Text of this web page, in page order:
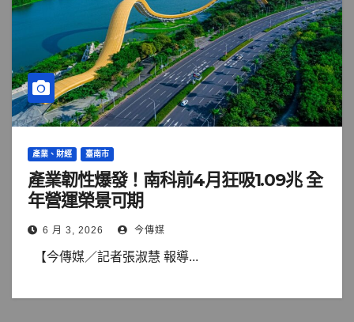
產業、財經 臺南市
產業韌性爆發！南科前4月狂吸1.09兆 全
年營運榮景可期
6 月 3, 2026 今傳媒
【今傳媒／記者張淑慧 報導...